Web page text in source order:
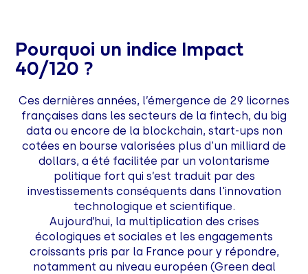
Pourquoi un indice Impact
40/120 ?
Ces dernières années, l’émergence de 29 licornes
françaises dans les secteurs de la fintech, du big
data ou encore de la blockchain, start-ups non
cotées en bourse valorisées plus d'un milliard de
dollars, a été facilitée par un volontarisme
politique fort qui s’est traduit par des
investissements conséquents dans l'innovation
technologique et scientifique.
Aujourd’hui, la multiplication des crises
écologiques et sociales et les engagements
croissants pris par la France pour y répondre,
notamment au niveau européen (Green deal